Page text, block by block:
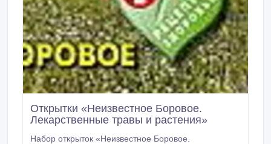
Открытки «Неизвестное Боровое.
Лекарственные травы и растения»
Набор открыток «Неизвестное Боровое.